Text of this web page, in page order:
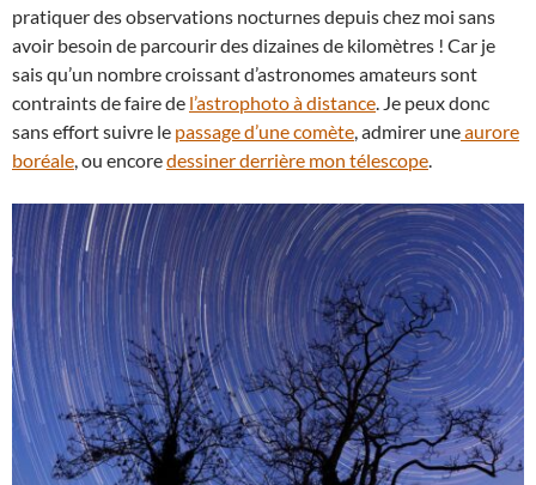
pratiquer des observations nocturnes depuis chez moi sans
avoir besoin de parcourir des dizaines de kilomètres ! Car je
sais qu’un nombre croissant d’astronomes amateurs sont
contraints de faire de l’astrophoto à distance. Je peux donc
sans effort suivre le passage d’une comète, admirer uneaurore
boréale, ou encoredessiner derrière mon télescope.